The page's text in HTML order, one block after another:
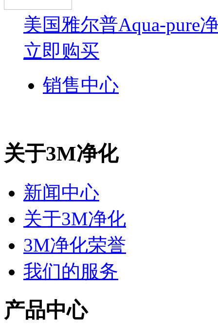
美国雅尔普Aqua-pure
立即购买
销售中心
关于3M净化
新闻中心
关于3M净化
3M净化荣誉
我们的服务
产品中心